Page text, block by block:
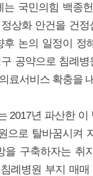
는 국민의힘 백종
상화 안건을 건정
후 논의 일정이 정
공약으로 침례
료서비스 확충을
2017년 파산한 이
으로 탈바꿈시켜
을 구축하자는 취
례병원 부지 매